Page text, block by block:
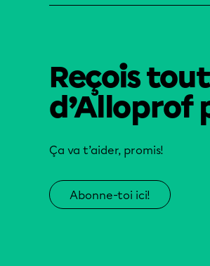
Reçois
d’Alloprof
Ça va t’aider, promis!
Abonne-toi ici!